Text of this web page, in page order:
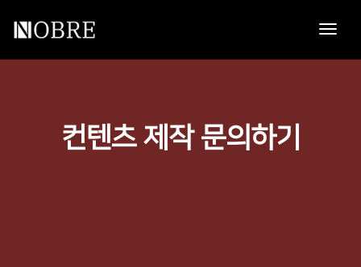
컨텐츠 제작 문의하기